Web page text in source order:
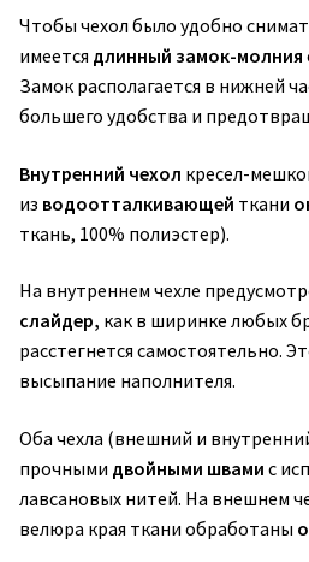
Чтобы чехол было удобно
имеется длинный замок-молния
Замок располагается в нижней
большего удобства и
Внутренний чехол кресел-
из водоотталкивающей ткани
ткань, 100% полиэстер).
На внутреннем чехле
слайдер, как в ширинке любых
расстегнется самостоятельно.
высыпание наполнителя.
Оба чехла (внешний и
прочными двойными швами с
лавсановых нитей. На внешнем
велюра края ткани обработаны